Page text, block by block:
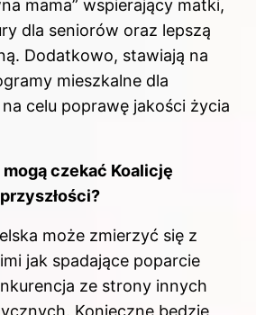
mama” wspierający matki,
dla seniorów oraz lepszą
Dodatkowo, stawiają na
mieszkalne dla
celu poprawę jakości życia
czekać Koalicję
może zmierzyć się z
jak spadające poparcie
ze strony innych
Konieczne będzie